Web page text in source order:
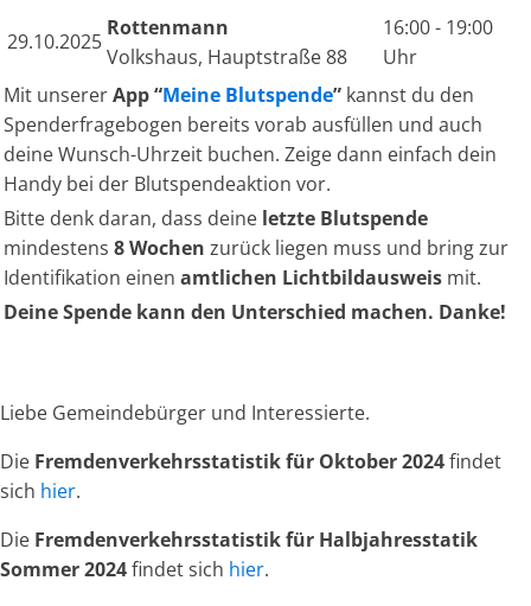
29.10.2025
Rottenmann
Volkshaus, Hauptstraße 88
16:00 - 19:00
Uhr
Mit unsererApp “Meine Blutspende” kannst du den
Spenderfragebogen bereits vorab ausfüllen und auch
deine Wunsch-Uhrzeit buchen. Zeige dann einfach dein
Handy bei der Blutspendeaktion vor.
Bitte denk daran, dass deine letzte Blutspende
mindestens 8 Wochen zurück liegen muss und bring zur
Identifikation einen amtlichen Lichtbildausweis mit.
Deine Spende kann den Unterschied machen. Danke!
Liebe Gemeindebürger und Interessierte.
Die Fremdenverkehrsstatistik für Oktober 2024findet
sich hier.
Die Fremdenverkehrsstatistik für Halbjahresstatik
Sommer 2024findet sich hier.